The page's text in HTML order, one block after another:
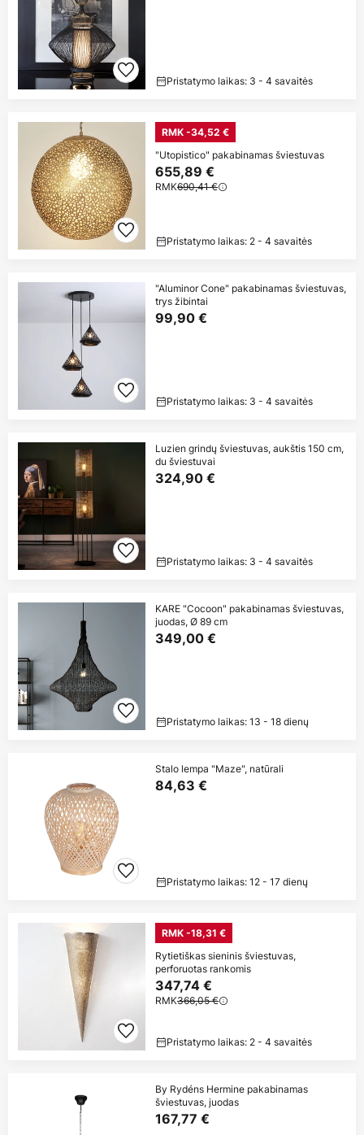
Pristatymo laikas: 3 - 4 savaitės
RMK -34,52 €
"Utopistico" pakabinamas šviestuvas
655,89 €
RMK690,41 €
Pristatymo laikas: 2 - 4 savaitės
"Aluminor Cone" pakabinamas šviestuvas,
trys žibintai
99,90 €
Pristatymo laikas: 3 - 4 savaitės
Luzien grindų šviestuvas, aukštis 150 cm,
du šviestuvai
324,90 €
Pristatymo laikas: 3 - 4 savaitės
KARE "Cocoon" pakabinamas šviestuvas,
juodas, Ø 89 cm
349,00 €
Pristatymo laikas: 13 - 18 dienų
Stalo lempa "Maze", natūrali
84,63 €
Pristatymo laikas: 12 - 17 dienų
RMK -18,31 €
Rytietiškas sieninis šviestuvas,
perforuotas rankomis
347,74 €
RMK366,05 €
Pristatymo laikas: 2 - 4 savaitės
By Rydéns Hermine pakabinamas
šviestuvas, juodas
167,77 €